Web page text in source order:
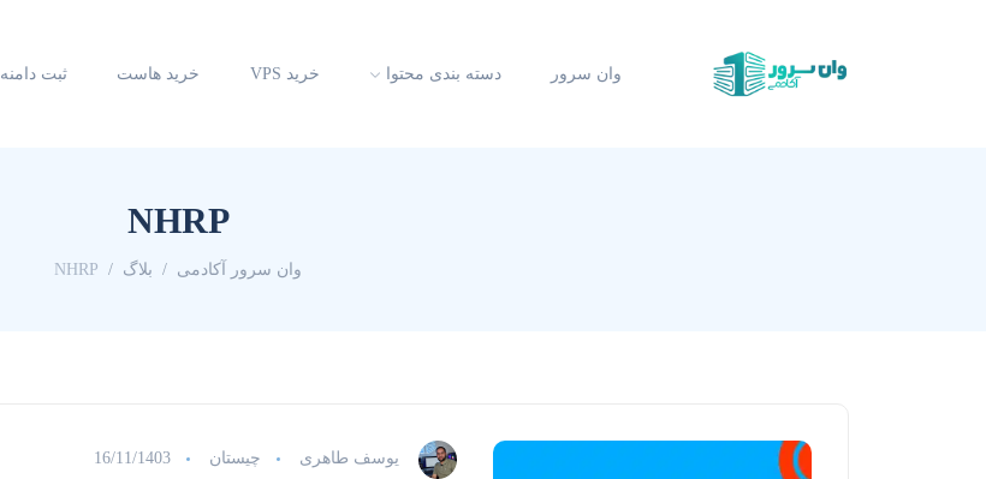
وان سرور دسته بندی محتوا خرید VPS خرید هاست ثبت دامنه
NHRP
وان سرور آکادمی بلاگ NHRP
یوسف طاهری چیستان 16/11/1403